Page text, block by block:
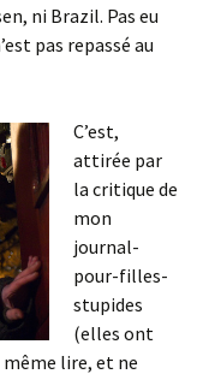
ni Brazil. Pas eu
pas repassé au
C’est,
attirée par
la critique de
mon
journal-
pour-filles-
stupides
(elles ont
lire, et ne